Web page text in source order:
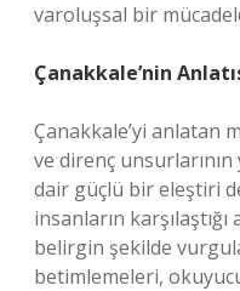
varoluşsal bir
Çanakkale’nin
Çanakkale’yi anlatan
ve direnç unsurlarının
dair güçlü bir eleştiri de
insanların
belirgin şekilde
betimlemeleri,